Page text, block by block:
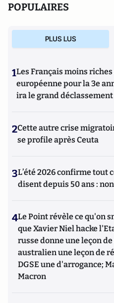
POPULAIRES
PLUS LUS
1Les Français moins
européenne pour la 3e
ira le grand déclassement
2Cette autre crise
se profile après Ceuta
3L’été 2026 confirme tout
disent depuis 50 ans :
4Le Point révèle ce qu'on
que Xavier Niel hacke
russe donne une leçon
australien une leçon de
DGSE une d'arrogance;
Macron